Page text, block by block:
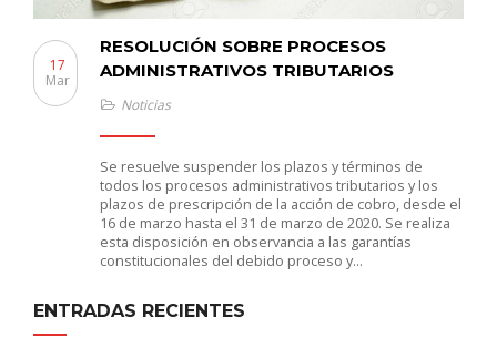
RESOLUCIÓN SOBRE PROCESOS
ADMINISTRATIVOS TRIBUTARIOS
17
Mar
Noticias
Se resuelve suspender los plazos y términos de
todos los procesos administrativos tributarios y los
plazos de prescripción de la acción de cobro, desde el
16 de marzo hasta el 31 de marzo de 2020. Se realiza
esta disposición en observancia a las garantías
constitucionales del debido proceso y…
ENTRADAS RECIENTES